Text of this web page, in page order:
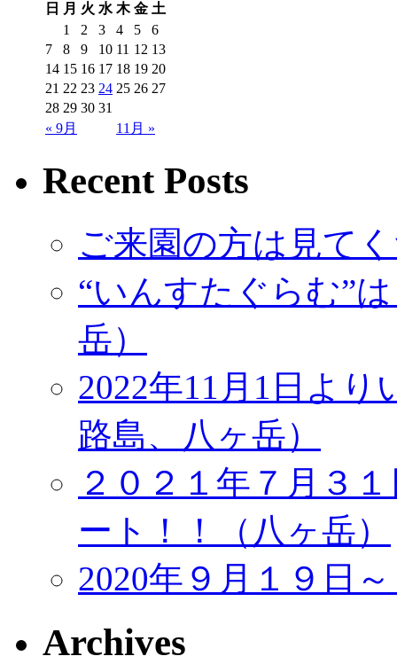
日
月 火 水 木 金 土
« 9月 11月 »
1 2 3 4 5
6
7
8 9 10 11 12 13
14 15 16 17 18 19 20
21 22 23 24 25 26 27
28 29 30 31
Recent Posts
ご来園の方は見て
“いんすたぐらむ”
岳）
2022年11月1日よ
路島、八ヶ岳）
２０２１年７月３
ート！！（八ヶ岳）
2020年９月１９日
Archives